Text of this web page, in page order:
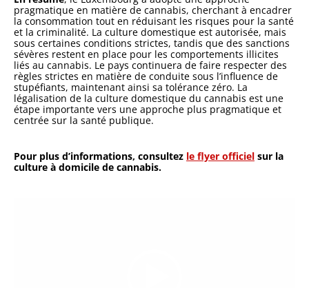
pragmatique en matière de cannabis, cherchant à encadrer
la consommation tout en réduisant les risques pour la santé
et la criminalité. La culture domestique est autorisée, mais
sous certaines conditions strictes, tandis que des sanctions
sévères restent en place pour les comportements illicites
liés au cannabis. Le pays continuera de faire respecter des
règles strictes en matière de conduite sous l’influence de
stupéfiants, maintenant ainsi sa tolérance zéro. La
légalisation de la culture domestique du cannabis est une
étape importante vers une approche plus pragmatique et
centrée sur la santé publique.
Pour plus d’informations, consultez le flyer officiel sur la
culture à domicile de cannabis.